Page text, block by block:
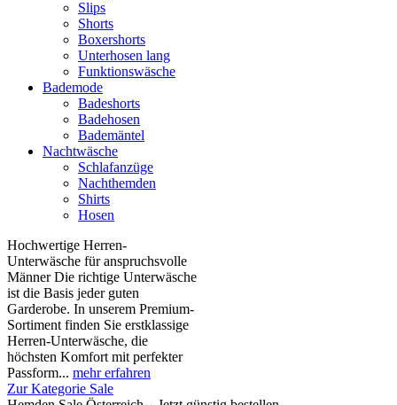
Slips
Shorts
Boxershorts
Unterhosen lang
Funktionswäsche
Bademode
Badeshorts
Badehosen
Bademäntel
Nachtwäsche
Schlafanzüge
Nachthemden
Shirts
Hosen
Hochwertige Herren-
Unterwäsche für anspruchsvolle
Männer Die richtige Unterwäsche
ist die Basis jeder guten
Garderobe. In unserem Premium-
Sortiment finden Sie erstklassige
Herren-Unterwäsche, die
höchsten Komfort mit perfekter
Passform... mehr erfahren
Zur Kategorie Sale